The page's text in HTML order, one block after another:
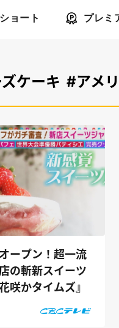
ショート プレミ
ケーキ #アメ
ープン！超一流
の斬新スイーツ
咲かタイムズ』